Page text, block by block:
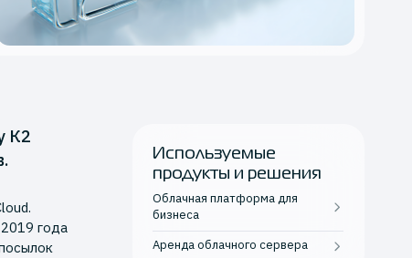
К2
года
Используемые
продукты и решения
Облачная платформа для
бизнеса
Аренда облачного сервера